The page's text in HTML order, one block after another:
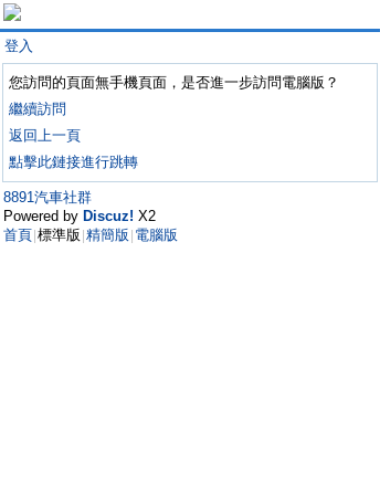
登入
您訪問的頁面無手機頁面，是否進一步訪問電腦版？
繼續訪問
返回上一頁
點擊此鏈接進行跳轉
8891汽車社群
Powered by Discuz! X2
首頁 標準版 精簡版 電腦版